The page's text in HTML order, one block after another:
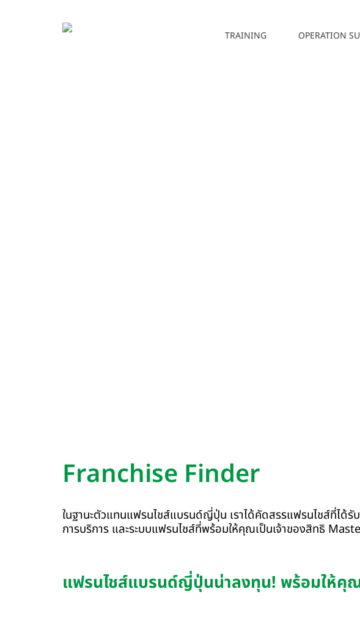
TRAINING OPERATION
Franchise Finder
ในฐานะตัวแทนแฟรนไชส์แบรนด์ญี่ปุ่น เราได้คัดสรรแฟรนไชส์ที่ได้
การบริการ และระบบแฟรนไชส์ที่พร้อมให้คุณเป็นเจ้าของสิทธิ
แฟรนไชส์แบรนด์ญี่ปุ่นน่าลงทุน! พร้อมให้คุ